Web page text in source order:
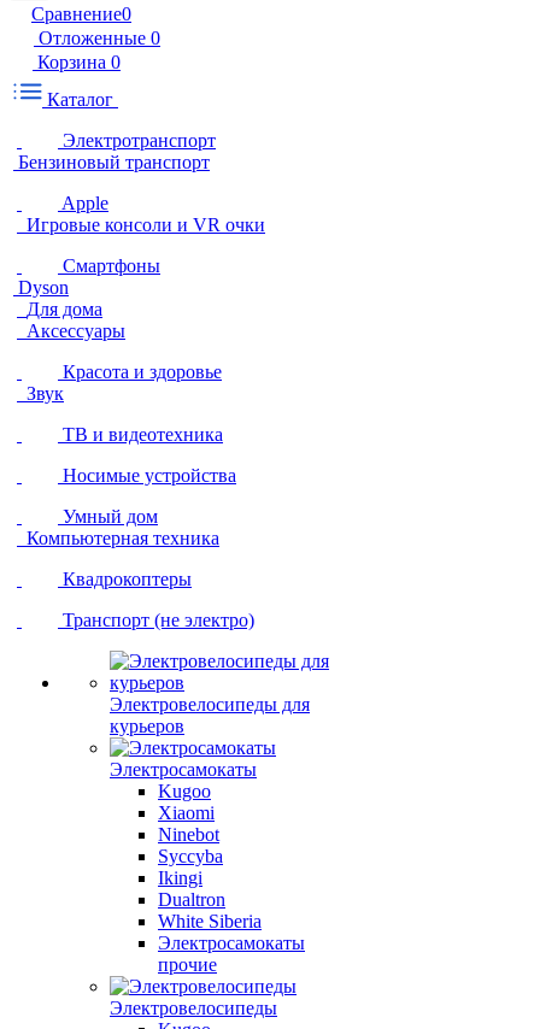
Сравнение0
Отложенные 0
Корзина 0
Каталог
Электротранспорт
Бензиновый транспорт
Apple
Игровые консоли и VR очки
Смартфоны
Dyson
Для дома
Аксессуары
Красота и здоровье
Звук
ТВ и видеотехника
Носимые устройства
Умный дом
Компьютерная техника
Квадрокоптеры
Транспорт (не электро)
Электровелосипеды для
курьеров
Электросамокаты
Kugoo
Xiaomi
Ninebot
Syccyba
Ikingi
Dualtron
White Siberia
Электросамокаты
прочие
Электровелосипеды